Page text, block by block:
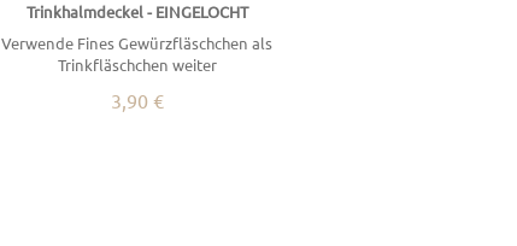
Trinkhalmdeckel - EINGELOCHT
Verwende Fines Gewürzfläschchen als
Trinkfläschchen weiter
3,90 €